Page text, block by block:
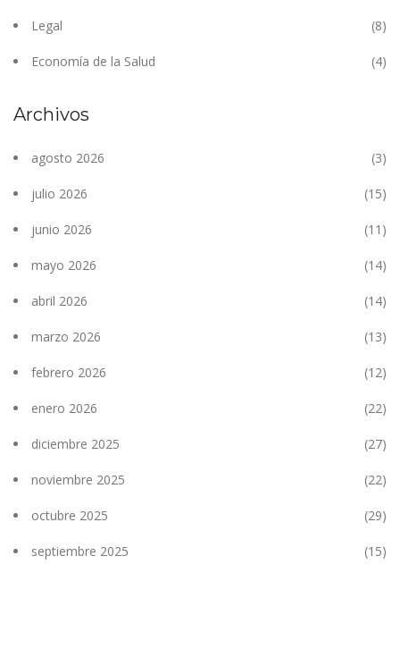
Legal (8)
Economía de la Salud (4)
Archivos
agosto 2026 (3)
julio 2026 (15)
junio 2026 (11)
mayo 2026 (14)
abril 2026 (14)
marzo 2026 (13)
febrero 2026 (12)
enero 2026 (22)
diciembre 2025 (27)
noviembre 2025 (22)
octubre 2025 (29)
septiembre 2025 (15)